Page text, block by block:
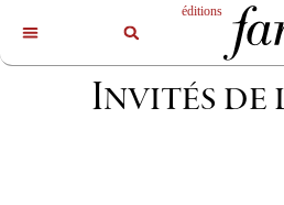
Invités